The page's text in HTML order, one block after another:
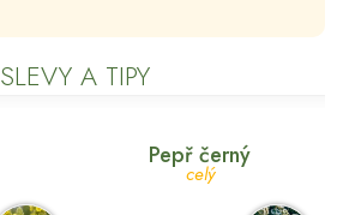
SLEVY A TIPY
Pepř černý
celý